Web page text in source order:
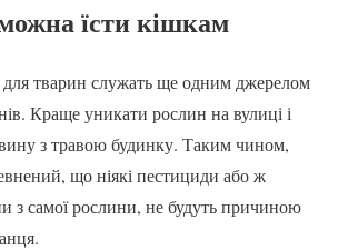
їсти кішкам
для тварин служать ще одним джерелом
Краще уникати рослин на вулиці і
з травою будинку. Таким чином,
що ніякі пестициди або ж
з самої рослини, не будуть причиною